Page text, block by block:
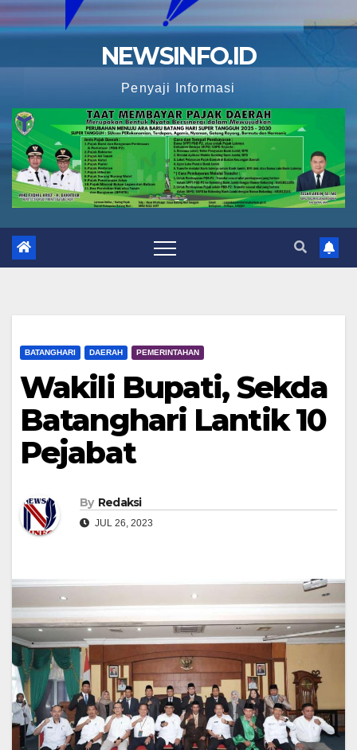
NEWSINFO.ID
Penyaji Informasi
BATANGHARI DAERAH PEMERINTAHAN
Wakili Bupati, Sekda
Batanghari Lantik 10
Pejabat
By Redaksi
JUL 26, 2023